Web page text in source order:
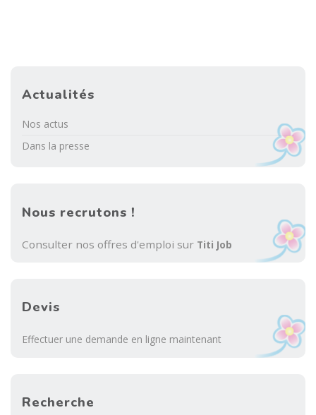
Actualités
Nos actus
Dans la presse
Nous recrutons !
Consulter nos offres d'emploi sur Titi Job
Devis
Effectuer une demande en ligne maintenant
Recherche